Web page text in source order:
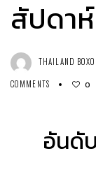
สัปดาห์
THAILAND
COMMENTS
0
อันดั